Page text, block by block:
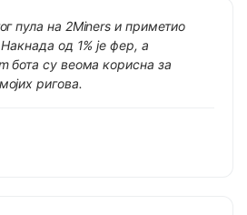
пула на 2Miners и приметио
од 1% је фер, а
бота су веома корисна за
ригова.